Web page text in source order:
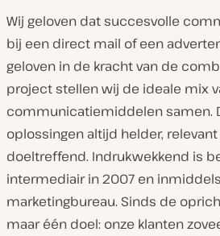
Wij geloven dat succesvolle
bij een direct mail of een
geloven in de kracht van de
project stellen wij de ideale mix
communicatiemiddelen samen.
oplossingen altijd helder, relevant
doeltreffend. Indrukwekkend is
intermediair in 2007 en
marketingbureau. Sinds de
maar één doel: onze klanten